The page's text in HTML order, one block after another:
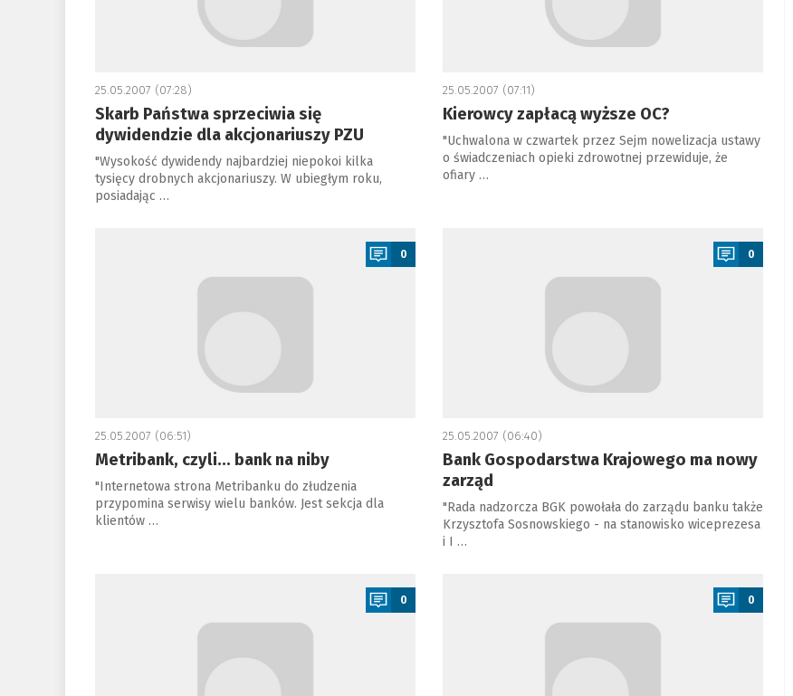
25.05.2007 (07:28)
Skarb Państwa sprzeciwia się
dywidendzie dla akcjonariuszy PZU
"Wysokość dywidendy najbardziej niepokoi kilka
tysięcy drobnych akcjonariuszy. W ubiegłym roku,
posiadając …
25.05.2007 (07:11)
Kierowcy zapłacą wyższe OC?
"Uchwalona w czwartek przez Sejm nowelizacja ustawy
o świadczeniach opieki zdrowotnej przewiduje, że
ofiary …
0
25.05.2007 (06:51)
Metribank, czyli... bank na niby
"Internetowa strona Metribanku do złudzenia
przypomina serwisy wielu banków. Jest sekcja dla
klientów …
0
25.05.2007 (06:40)
Bank Gospodarstwa Krajowego ma nowy
zarząd
"Rada nadzorcza BGK powołała do zarządu banku także
Krzysztofa Sosnowskiego - na stanowisko wiceprezesa
i I …
0 0